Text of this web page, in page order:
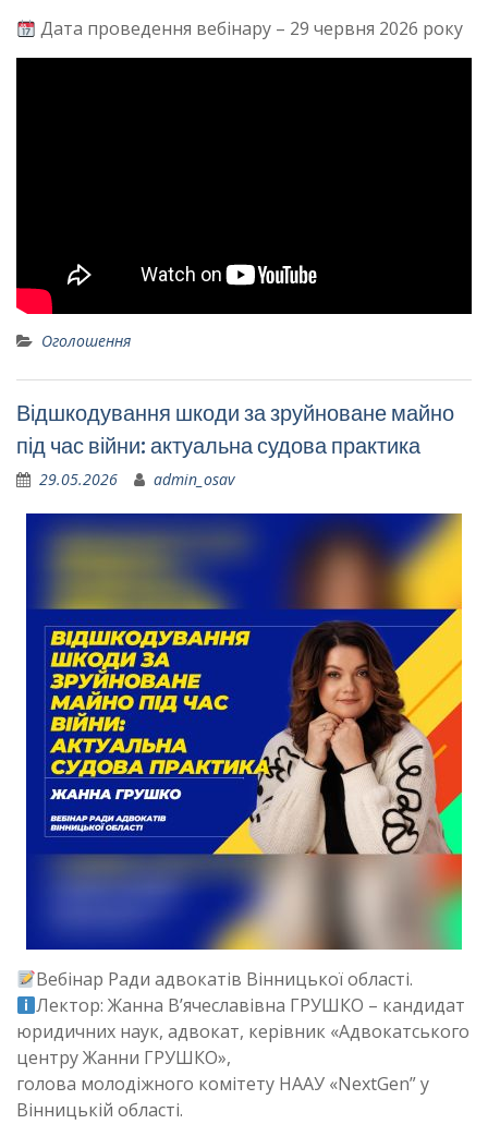
Дата проведення вебінару – 29 червня 2026 року
Оголошення
Відшкодування шкоди за зруйноване майно
під час війни: актуальна судова практика
29.05.2026 admin_osav
Вебінар Ради адвокатів Вінницької області.
Лектор: Жанна В’ячеславівна ГРУШКО – кандидат
юридичних наук, адвокат, керівник «Адвокатського
центру Жанни ГРУШКО»,
голова молодіжного комітету НААУ «NextGen” у
Вінницькій області.